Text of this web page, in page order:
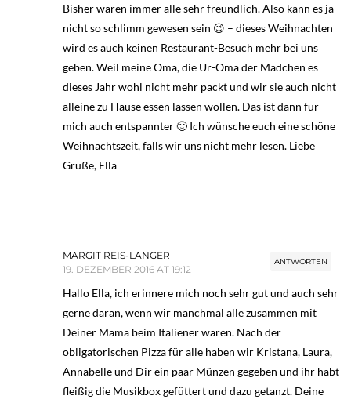
Bisher waren immer alle sehr freundlich. Also kann es ja
nicht so schlimm gewesen sein 😉 – dieses Weihnachten
wird es auch keinen Restaurant-Besuch mehr bei uns
geben. Weil meine Oma, die Ur-Oma der Mädchen es
dieses Jahr wohl nicht mehr packt und wir sie auch nicht
alleine zu Hause essen lassen wollen. Das ist dann für
mich auch entspannter 🙂 Ich wünsche euch eine schöne
Weihnachtszeit, falls wir uns nicht mehr lesen. Liebe
Grüße, Ella
ANTWORTEN
MARGIT REIS-LANGER
19. DEZEMBER 2016 AT 19:12
Hallo Ella, ich erinnere mich noch sehr gut und auch sehr
gerne daran, wenn wir manchmal alle zusammen mit
Deiner Mama beim Italiener waren. Nach der
obligatorischen Pizza für alle haben wir Kristana, Laura,
Annabelle und Dir ein paar Münzen gegeben und ihr habt
fleißig die Musikbox gefüttert und dazu getanzt. Deine